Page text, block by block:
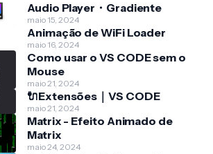
Audio Player・Gradiente
maio 15, 2024
Animação de WiFi Loader
maio 16, 2024
Como usar o VS CODE sem o
Mouse
maio 21, 2024
🔌Extensões｜VS CODE
maio 21, 2024
Matrix - Efeito Animado de
Matrix
maio 24, 2024